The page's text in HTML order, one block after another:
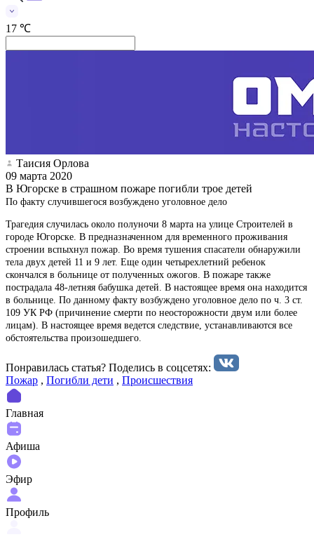
17 ℃
Таисия Орлова
09 марта 2020
В Югорске в страшном пожаре погибли трое детей
По факту случившегося возбуждено уголовное дело
Трагедия случилась около полуночи 8 марта на улице Строителей в
городе Югорске. В предназначенном для временного проживания
строении вспыхнул пожар. Во время тушения спасатели обнаружили
тела двух детей 11 и 9 лет. Еще один четырехлетний ребенок
скончался в больнице от полученных ожогов. В пожаре также
пострадала 48-летняя бабушка детей. В настоящее время она находится
в больнице. По данному факту возбуждено уголовное дело по ч. 3 ст.
109 УК РФ (причинение смерти по неосторожности двум или более
лицам). В настоящее время ведется следствие, устанавливаются все
обстоятельства произошедшего.
Понравилась статья? Поделиcь в соцсетях:
Пожар , Погибли дети , Происшествия
Главная
Афиша
Эфир
Профиль